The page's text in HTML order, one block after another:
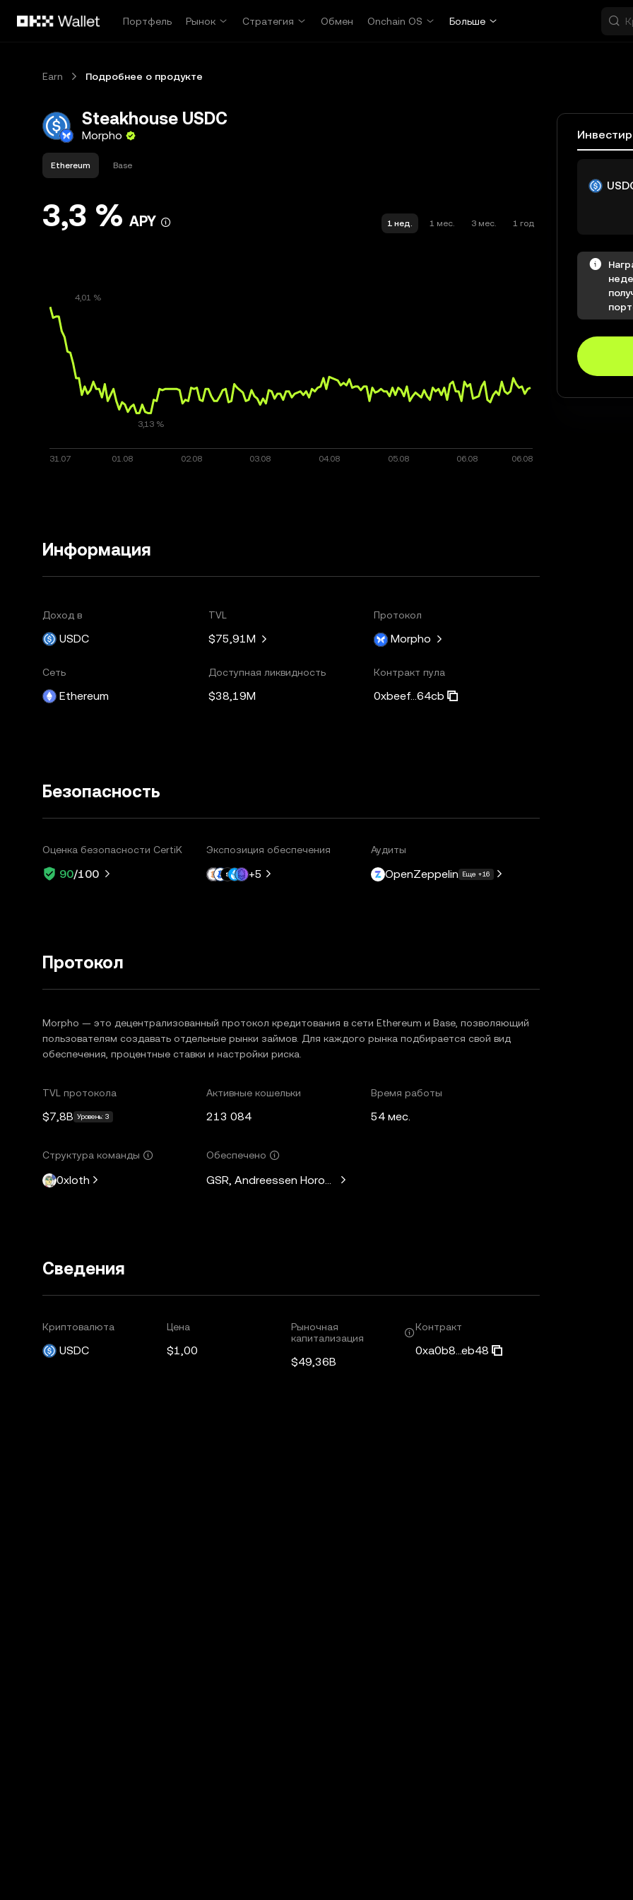
Портфель
Рынок Стратегия Обмен Onchain OS Больше
Earn Подробнее о продукте
Steakhouse USDC
Morpho
Ethereum Base
3,3 % APY 1 нед. 1 мес. 3 мес. 1 год
Информация
Доход в
USDC
TVL
$75,91M
Протокол
Morpho
Сеть
Ethereum
Доступная ликвидность
$38,19M
Контракт пула
0xbeef...64cb
Безопасность
Оценка безопасности CertiK
90/100
Экспозиция обеспечения
+5
Аудиты
OpenZeppelin Еще +16
Протокол
Morpho — это децентрализованный протокол кредитования в сети Ethereum и Base, позволяющий
пользователям создавать отдельные рынки займов. Для каждого рынка подбирается свой вид
обеспечения, процентные ставки и настройки риска.
TVL протокола
$7,8B Уровень: 3
Активные кошельки
213 084
Время работы
54 мес.
Структура команды
0xloth
Обеспечено
GSR, Andreessen Horowitz, Mechanism Capital, Variant Fund, Nascent,
Сведения
Криптовалюта
USDC
Цена
$1,00
Рыночная
капитализация
$49,36B
Контракт
0xa0b8...eb48